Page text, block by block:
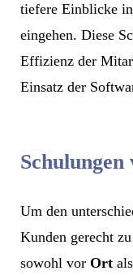
tiefere Einblicke
eingehen. Diese
Effizienz der
Einsatz der
Um den
Kunden gerecht
sowohl vor Ort